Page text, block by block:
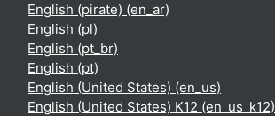
English (pirate) ‎(en_ar)‎
English ‎(pl)‎
English ‎(pt_br)‎
English ‎(pt)‎
English (United States) ‎(en_us)‎
English (United States) K12 ‎(en_us_k12)‎